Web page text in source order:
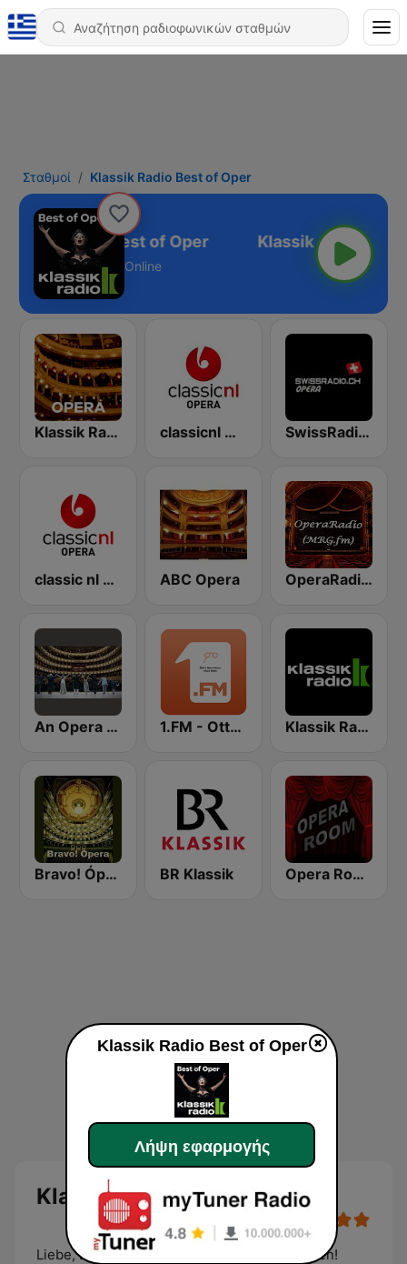
Σταθμοί Klassik Radio Best of Oper
Radio Best of Oper
Online
Klassik Radio Opera classicnl Opera SwissRadio.ch Classical Opera
classic nl Opera ABC Opera OperaRadio (MRG.fm)
An Opera Celebration 1.FM - Otto's Opera Klassik Radio
Bravo! Ópera radio BR Klassik Opera Room
Klassik Radio Best of Oper
Liebe, Leidenschaft, Dramatik und große Arien!
Klassik Radio Best of Oper
Λήψη εφαρμογής